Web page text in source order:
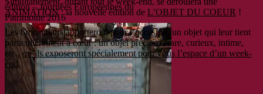
édition – Journées Européennes du
Patrimoine 2016
ANIMATION: la nouvelle édition de L’OBJET DU COEUR !
Les brocanteurs apporteront pour l’occasion, un objet qui leur tient
particulièrement à cœur : un objet précieux, rare, curieux, intime,
etc.,qu’ils exposeront spécialement pour vous l’espace d’un week-
end.